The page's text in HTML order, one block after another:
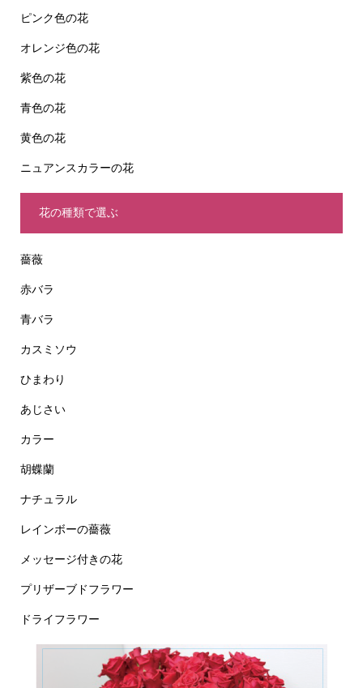
ピンク色の花
オレンジ色の花
紫色の花
青色の花
黄色の花
ニュアンスカラーの花
花の種類で選ぶ
薔薇
赤バラ
青バラ
カスミソウ
ひまわり
あじさい
カラー
胡蝶蘭
ナチュラル
レインボーの薔薇
メッセージ付きの花
プリザーブドフラワー
ドライフラワー